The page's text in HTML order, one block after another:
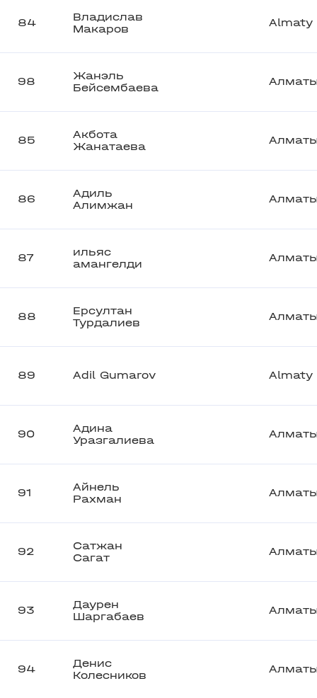
84
Владислав
Макаров
Almaty
98
Жанэль
Бейсембаева
85
Акбота
Жанатаева
86
Адиль
Алимжан
87
ильяс
амангелди
88
Ерсултан
Турдалиев
89 Adil Gumarov Almaty
90
Адина
Уразгалиева
91
Айнель
Рахман
92
Сатжан
Сагат
93
Даурен
Шаргабаев
94
Денис
Колесников